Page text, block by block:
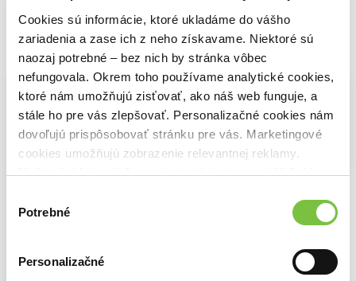
Cookies sú informácie, ktoré ukladáme do vášho
zariadenia a zase ich z neho získavame. Niektoré sú
naozaj potrebné – bez nich by stránka vôbec
nefungovala. Okrem toho používame analytické cookies,
ktoré nám umožňujú zisťovať, ako náš web funguje, a
stále ho pre vás zlepšovať. Personalizačné cookies nám
dovoľujú prispôsobovať stránku pre vás. Marketingové
cookies umožňujú zobrazenie relevantnej reklamy.
Niektoré údaje zdieľame aj s tretími stranami. Veľmi by
cookies.
súhlasu
Potrebné
Personalizačné
Vybrané pre teba
2,80€